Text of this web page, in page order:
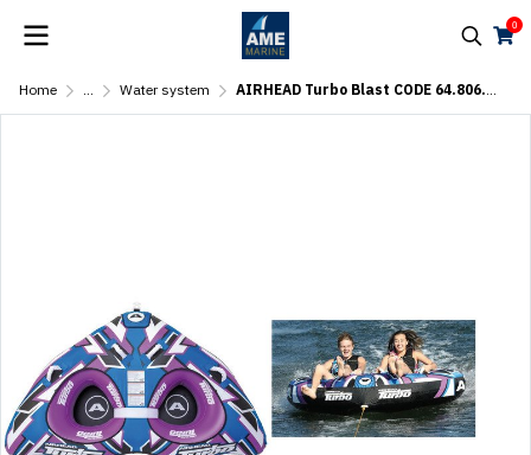
0
Home ... Water system AIRHEAD Turbo Blast CODE 64.806.02